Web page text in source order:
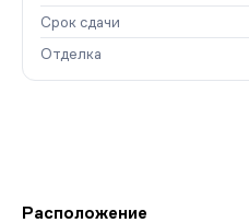
Срок сдачи
Отделка
Расположение